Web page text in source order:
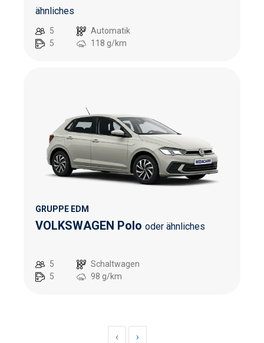
ähnliches
5
5
Automatik
118 g/km
GRUPPE EDM
VOLKSWAGEN Polo oder ähnliches
5
5
Schaltwagen
98 g/km
‹ ›